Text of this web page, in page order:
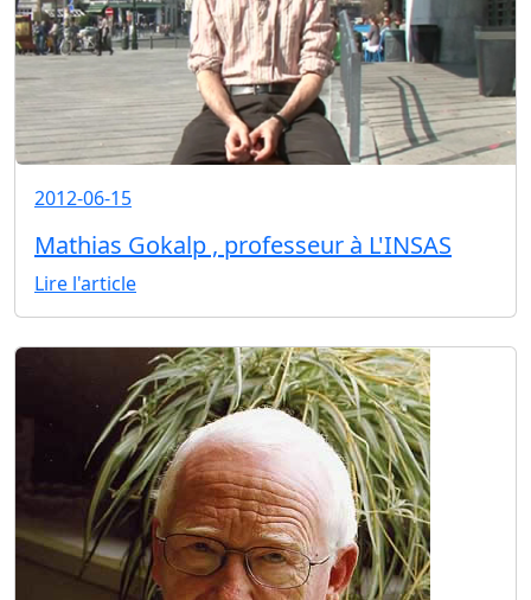
2012-06-15
Mathias Gokalp , professeur à L'INSAS
Lire l'article